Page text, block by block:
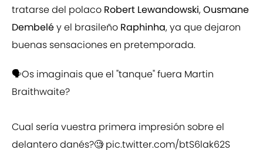
tratarse del polaco Robert Lewandowski,Ousmane
Dembeléy el brasileño Raphinha, ya que dejaron
buenas sensaciones en pretemporada.
🗣️Os imaginais que el "tanque" fuera Martin
Braithwaite?
Cual sería vuestra primera impresión sobre el
delantero danés?🧐 pic.twitter.com/btS6lak62S